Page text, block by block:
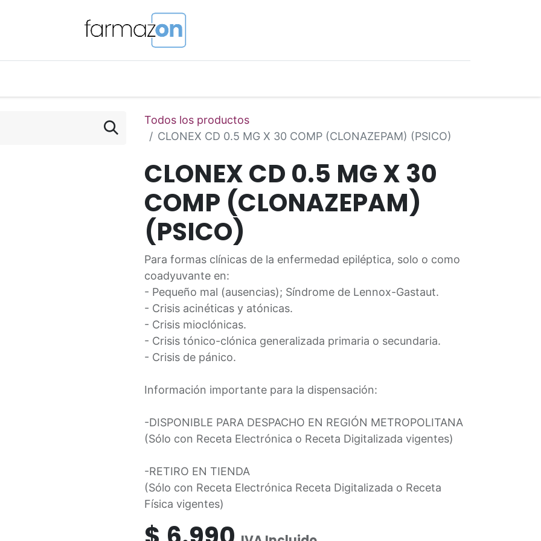
Todos los productos
CLONEX CD 0.5 MG X 30 COMP (CLONAZEPAM) (PSICO)
CLONEX CD 0.5 MG X 30
COMP (CLONAZEPAM)
(PSICO)
Para formas clínicas de la enfermedad epiléptica, solo o como
coadyuvante en:
- Pequeño mal (ausencias); Síndrome de Lennox-Gastaut.
- Crisis acinéticas y atónicas.
- Crisis mioclónicas.
- Crisis tónico-clónica generalizada primaria o secundaria.
- Crisis de pánico.
Información importante para la dispensación:
-DISPONIBLE PARA DESPACHO EN REGIÓN METROPOLITANA
(Sólo con Receta Electrónica o Receta Digitalizada vigentes)
-RETIRO EN TIENDA
(Sólo con Receta Electrónica Receta Digitalizada o Receta
Física vigentes)